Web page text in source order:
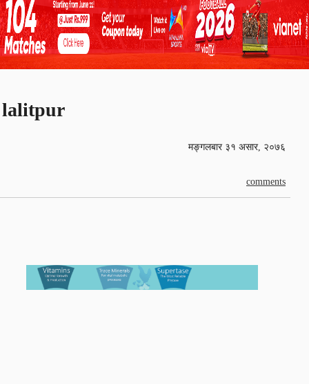
lalitpur
मङ्गलबार ३१ असार, २०७६
comments